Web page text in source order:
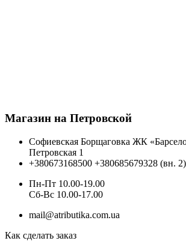
Магазин на Петровской
Софиевская Борщаговка ЖК
Петровская 1
+380673168500 +380685679328 (вн. 2)
Пн-Пт 10.00-19.00
Cб-Вс 10.00-17.00
mail@atributika.com.ua
Как сделать заказ